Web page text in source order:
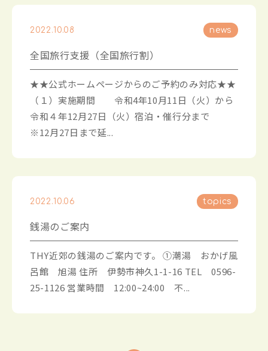
2022.10.08 news
全国旅行支援（全国旅行割）
★★公式ホームページからのご予約のみ対応★★
（１）実施期間 令和4年10月11日（火）から
令和４年12月27日（火）宿泊・催行分まで
※12月27日まで延...
2022.10.06 topics
銭湯のご案内
THY近郊の銭湯のご案内です。 ①潮湯 おかげ風
呂館 旭湯 住所 伊勢市神久1-1-16 TEL 0596-
25-1126 営業時間 12:00~24:00 不...